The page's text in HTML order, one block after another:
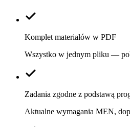
Komplet materiałów w PDF
Wszystko w jednym pliku —
Zadania zgodne z podstawą
Aktualne wymagania MEN,